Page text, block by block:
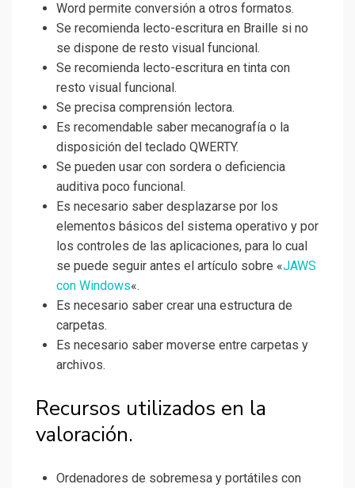
Word permite conversión a otros formatos.
Se recomienda lecto-escritura en Braille si no
se dispone de resto visual funcional.
Se recomienda lecto-escritura en tinta con
resto visual funcional.
Se precisa comprensión lectora.
Es recomendable saber mecanografía o la
disposición del teclado QWERTY.
Se pueden usar con sordera o deficiencia
auditiva poco funcional.
Es necesario saber desplazarse por los
elementos básicos del sistema operativo y por
los controles de las aplicaciones, para lo cual
se puede seguir antes el artículo sobre «JAWS
con Windows«.
Es necesario saber crear una estructura de
carpetas.
Es necesario saber moverse entre carpetas y
archivos.
Recursos utilizados en la
valoración.
Ordenadores de sobremesa y portátiles con